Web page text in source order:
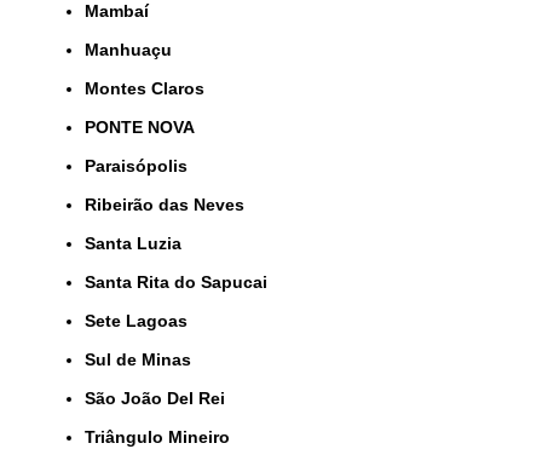
Mambaí
Manhuaçu
Montes Claros
PONTE NOVA
Paraisópolis
Ribeirão das Neves
Santa Luzia
Santa Rita do Sapucai
Sete Lagoas
Sul de Minas
São João Del Rei
Triângulo Mineiro